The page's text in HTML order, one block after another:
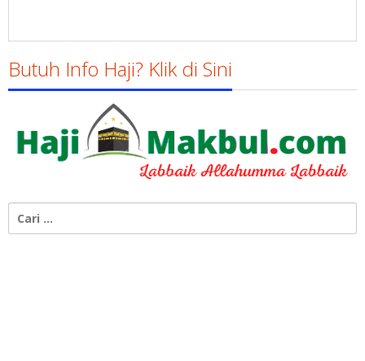
Butuh Info Haji? Klik di Sini
untuk: